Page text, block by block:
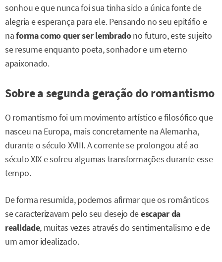
sonhou e que nunca foi sua tinha sido a única fonte de
alegria e esperança para ele. Pensando no seu epitáfio e
naforma como quer ser lembradono futuro, este sujeito
se resume enquanto poeta, sonhador e um eterno
apaixonado.
Sobre a segunda geração do romantismo
O romantismo foi um movimento artístico e filosófico que
nasceu na Europa, mais concretamente na Alemanha,
durante o século XVIII. A corrente se prolongou até ao
século XIX e sofreu algumas transformações durante esse
tempo.
De forma resumida, podemos afirmar que os românticos
se caracterizavam pelo seu desejo deescapar da
realidade, muitas vezes através do sentimentalismo e de
um amor idealizado.